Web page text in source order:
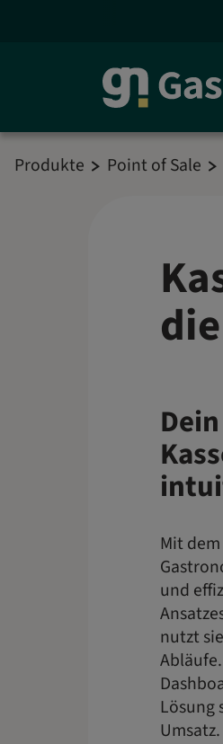
Produkte Point of Sale
Mit
und
nutzt
Lösung
Umsatz.